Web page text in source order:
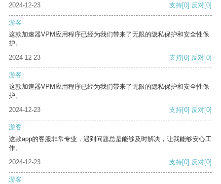
2024-12-23 支持[0] 反对[0]
游客
这款加速器VPM应用程序已经为我们带来了无限的隐私保护和安全性保
护。
2024-12-23
支持[0] 反对[0]
游客
这款加速器VPM应用程序已经为我们带来了无限的隐私保护和安全性保
护。
2024-12-23
支持[0] 反对[0]
游客
这款app的客服非常专业，遇到问题总是能够及时解决，让我能够安心工
作。
2024-12-23
支持[0] 反对[0]
游客